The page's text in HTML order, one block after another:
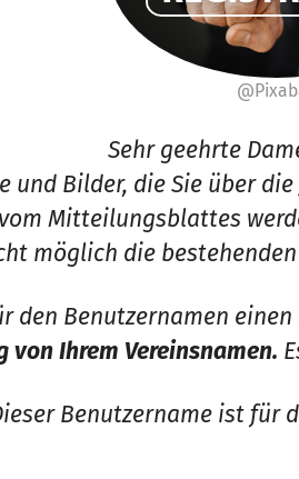
Sehr geehrte
und Bilder, die Sie über
Mitteilungsblattes
möglich die
den Benutzernamen
von Ihrem Vereinsnamen.
Benutzername ist für